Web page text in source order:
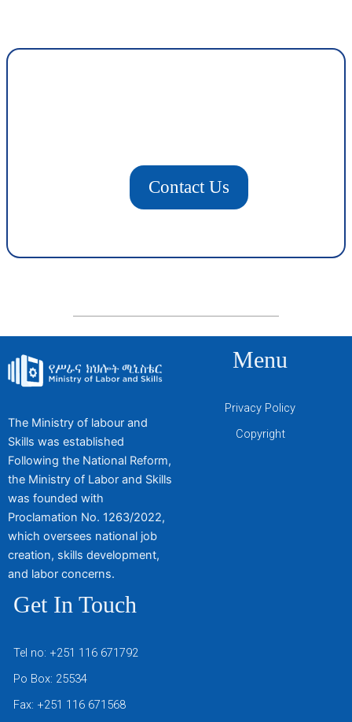
Contact Us
The Ministry of labour and
Skills was established
Following the National Reform,
the Ministry of Labor and Skills
was founded with
Proclamation No. 1263/2022,
which oversees national job
creation, skills development,
and labor concerns.
Menu
Privacy Policy
Copyright
Get In Touch
Tel no: +251 116 671792
Po Box: 25534
Fax: +251 116 671568